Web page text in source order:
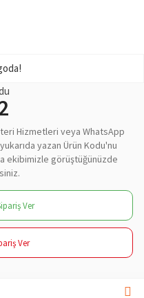
Hizmetleri veya WhatsApp
yazan Ürün Kodu'nu
ekibimizle görüştüğünüzde
Ver
Ver